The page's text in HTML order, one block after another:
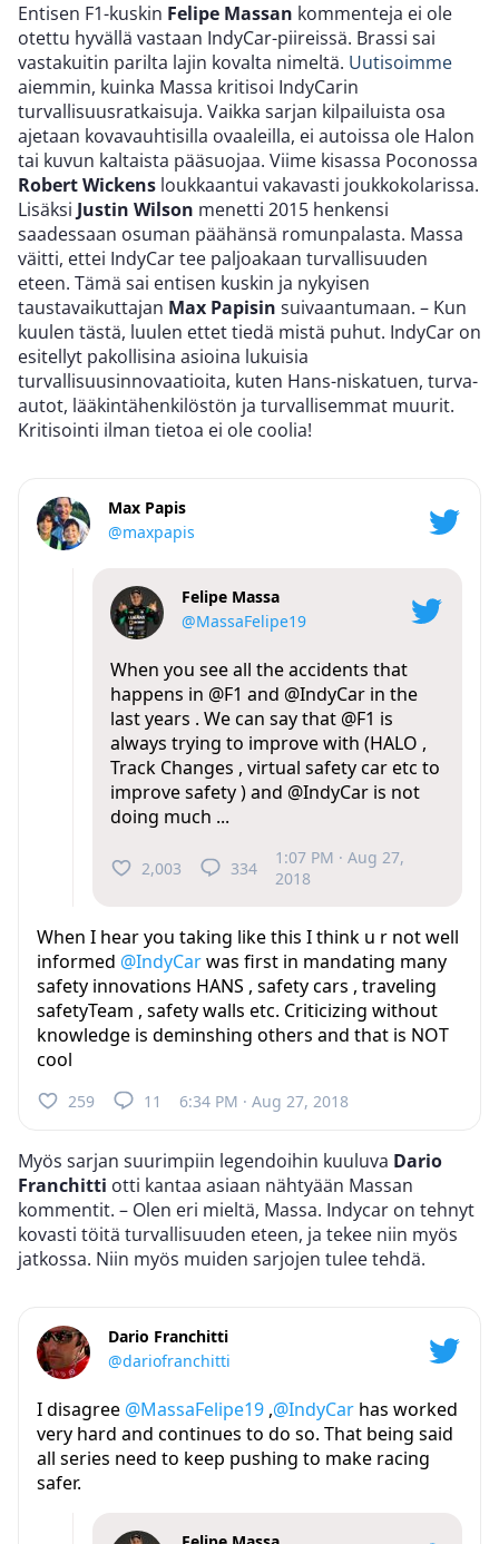
Entisen F1-kuskin Felipe Massan kommenteja ei ole
otettu hyvällä vastaan IndyCar-piireissä. Brassi sai
vastakuitin parilta lajin kovalta nimeltä. Uutisoimme
aiemmin, kuinka Massa kritisoi IndyCarin
turvallisuusratkaisuja. Vaikka sarjan kilpailuista osa
ajetaan kovavauhtisilla ovaaleilla, ei autoissa ole Halon
tai kuvun kaltaista pääsuojaa. Viime kisassa Poconossa
Robert Wickens loukkaantui vakavasti joukkokolarissa.
Lisäksi Justin Wilson menetti 2015 henkensi
saadessaan osuman päähänsä romunpalasta. Massa
väitti, ettei IndyCar tee paljoakaan turvallisuuden
eteen. Tämä sai entisen kuskin ja nykyisen
taustavaikuttajan Max Papisin suivaantumaan. – Kun
kuulen tästä, luulen ettet tiedä mistä puhut. IndyCar on
esitellyt pakollisina asioina lukuisia
turvallisuusinnovaatioita, kuten Hans-niskatuen, turva-
autot, lääkintähenkilöstön ja turvallisemmat muurit.
Kritisointi ilman tietoa ei ole coolia!
Max Papis
@maxpapis
Felipe Massa
@MassaFelipe19
When you see all the accidents that
happens in @F1 and @IndyCar in the
last years . We can say that @F1 is
always trying to improve with (HALO ,
Track Changes , virtual safety car etc to
improve safety ) and @IndyCar is not
doing much ...
2,003 334
1:07 PM · Aug 27,
2018
When I hear you taking like this I think u r not well
informed @IndyCarwas first in mandating many
safety innovations HANS , safety cars , traveling
safetyTeam , safety walls etc. Criticizing without
knowledge is deminshing others and that is NOT
cool
259 11 6:34 PM · Aug 27, 2018
Myös sarjan suurimpiin legendoihin kuuluva Dario
Franchitti otti kantaa asiaan nähtyään Massan
kommentit. – Olen eri mieltä, Massa. Indycar on tehnyt
kovasti töitä turvallisuuden eteen, ja tekee niin myös
jatkossa. Niin myös muiden sarjojen tulee tehdä.
Dario Franchitti
@dariofranchitti
I disagree @MassaFelipe19 ,@IndyCar has worked
very hard and continues to do so. That being said
all series need to keep pushing to make racing
safer.